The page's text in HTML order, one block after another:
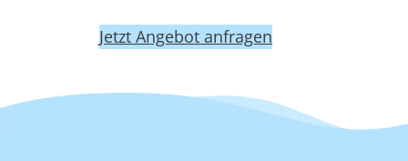
Jetzt Angebot anfragen